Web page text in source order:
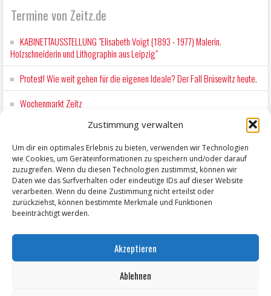
Zustimmung verwalten
Um dir ein optimales Erlebnis zu bieten, verwenden wir Technologien
wie Cookies, um Geräteinformationen zu speichern und/oder darauf
zuzugreifen. Wenn du diesen Technologien zustimmst, können wir
Daten wie das Surfverhalten oder eindeutige IDs auf dieser Website
verarbeiten. Wenn du deine Zustimmung nicht erteilst oder
zurückziehst, können bestimmte Merkmale und Funktionen
beeinträchtigt werden.
Akzeptieren
Ablehnen
Termine von Zeitz.de
KABINETTAUSSTELLUNG "Elisabeth Voigt (1893 - 1977) Malerin.
Holzschneiderin und Lithographin aus Leipzig"
Protest! Wie weit gehen für die eigenen Ideale? Der Fall Brüsewitz heute.
Wochenmarkt Zeitz
EINFACH LESEN im August 2026 H.P. Richter - DAMALS WAR ES FRIEDRICH
Workshop für Kinder: Stop-Motion mit LEGO® & Robotik